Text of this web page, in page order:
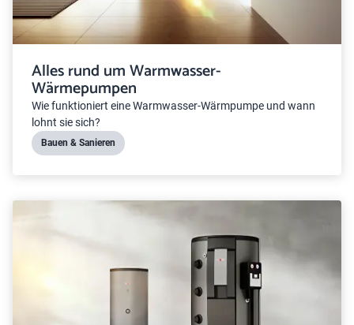
Alles rund um Warmwasser-
Wärmepumpen
Wie funktioniert eine Warmwasser-Wärmpumpe und wann
lohnt sie sich?
Bauen & Sanieren